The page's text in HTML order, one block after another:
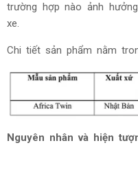
trường hợp nào ảnh
xe.
Chi tiết sản phẩm nằm
Nguyên nhân và hiện